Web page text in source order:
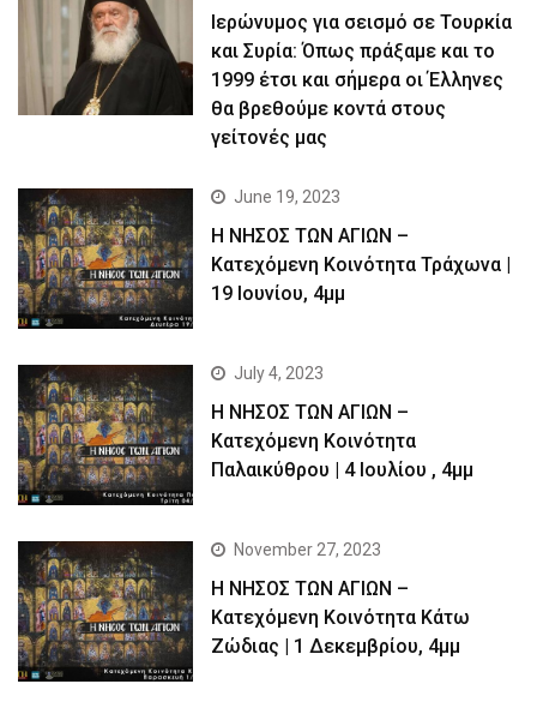
Ιερώνυμος για σεισμό σε Τουρκία
και Συρία: Όπως πράξαμε και το
1999 έτσι και σήμερα οι Έλληνες
θα βρεθούμε κοντά στους
γείτονές μας
June 19, 2023
Η ΝΗΣΟΣ ΤΩΝ ΑΓΙΩΝ –
Kατεχόμενη Κοινότητα Τράχωνα |
19 Ιουνίου, 4μμ
July 4, 2023
Η ΝΗΣΟΣ ΤΩΝ ΑΓΙΩΝ –
Kατεχόμενη Κοινότητα
Παλαικύθρου | 4 Ιουλίου , 4μμ
November 27, 2023
Η ΝΗΣΟΣ ΤΩΝ ΑΓΙΩΝ –
Κατεχόμενη Κοινότητα Κάτω
Ζώδιας | 1 Δεκεμβρίου, 4μμ